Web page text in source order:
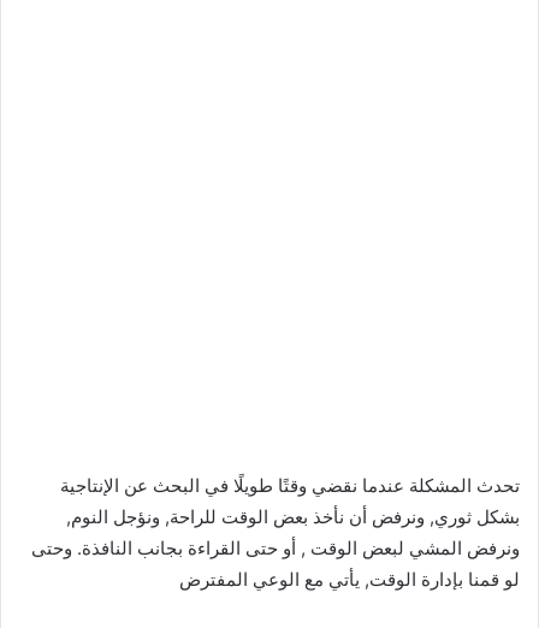
تحدث المشكلة عندما نقضي وقتًا طويلًا في البحث عن الإنتاجية
بشكل ثوري, ونرفض أن نأخذ بعض الوقت للراحة, ونؤجل النوم,
ونرفض المشي لبعض الوقت , أو حتى القراءة بجانب النافذة. وحتى
لو قمنا بإدارة الوقت, يأتي مع الوعي المفترض